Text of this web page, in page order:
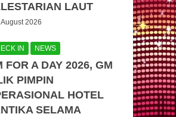
LAUT
2026
IN NEWS
FOR A DAY 2026, GM
PIMPIN
HOTEL
SELAMA